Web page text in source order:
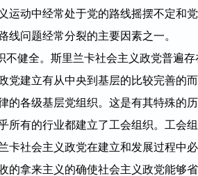
运动中经常处于党的路线摇摆不定和
线问题经常分裂的主要因素之一。
健全。斯里兰卡社会主义政党普遍存
党建立有从中央到基层的比较完善的
的各级基层党组织。这是有其特殊的
所有的行业都建立了工会组织。工会
卡社会主义政党在建立和发展过程中
的拿来主义的确使社会主义政党能够